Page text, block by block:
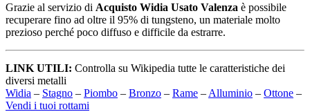
Grazie al servizio di Acquisto Widia Usato Valenza è possibile
recuperare fino ad oltre il 95% di tungsteno, un materiale molto
prezioso perché poco diffuso e difficile da estrarre.
LINK UTILI: Controlla su Wikipedia tutte le caratteristiche dei
diversi metalli
Widia – Stagno – Piombo – Bronzo – Rame – Alluminio – Ottone –
Vendi i tuoi rottami